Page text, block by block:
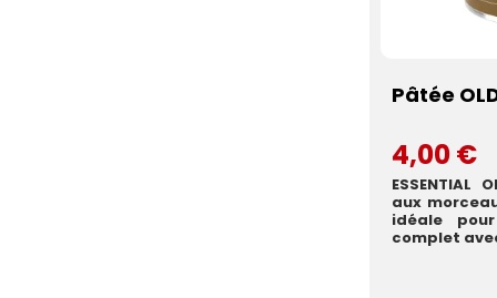
Pâtée
4,00 €
ESSENTIAL
aux
idéale
complet